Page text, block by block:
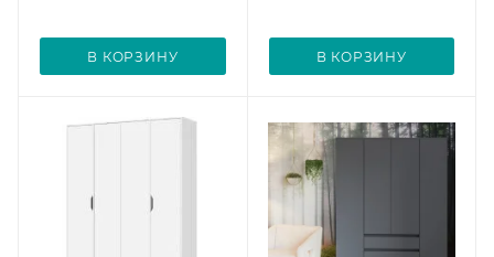
В КОРЗИНУ В КОРЗИНУ